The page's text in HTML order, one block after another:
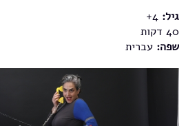
גיל: 4+
40
שפה: עברית